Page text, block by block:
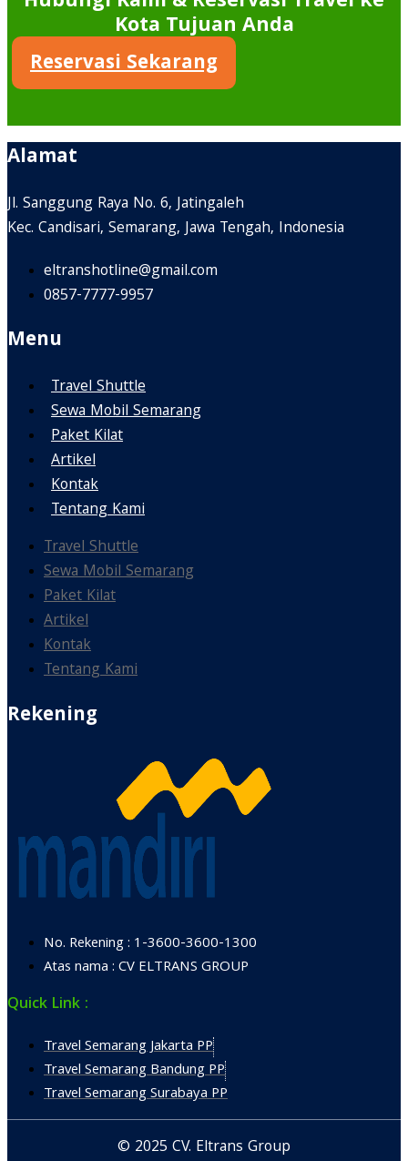
Kota Tujuan Anda
Reservasi Sekarang
Alamat
Jl. Sanggung Raya No. 6, Jatingaleh
Kec. Candisari, Semarang, Jawa Tengah, Indonesia
eltranshotline@gmail.com
0857-7777-9957
Menu
Travel Shuttle
Sewa Mobil Semarang
Paket Kilat
Artikel
Kontak
Tentang Kami
Travel Shuttle
Sewa Mobil Semarang
Paket Kilat
Artikel
Kontak
Tentang Kami
Rekening
No. Rekening : 1-3600-3600-1300
Atas nama : CV ELTRANS GROUP
Quick Link :
Travel Semarang Jakarta PP
Travel Semarang Bandung PP
Travel Semarang Surabaya PP
© 2025 CV. Eltrans Group